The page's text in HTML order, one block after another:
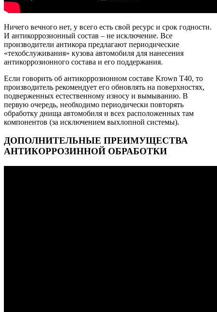
Ничего вечного нет, у всего есть свой ресурс и срок годности.
И антикоррозионный состав – не исключение. Все
производители антикора предлагают периодические
«техобслуживания» кузова автомобиля для нанесения
антикоррозионного состава и его поддержания.
Если говорить об антикоррозионном составе Krown T40, то
производитель рекомендует его обновлять на поверхностях,
подверженных естественному износу и вымыванию. В
первую очередь, необходимо периодически повторять
обработку днища автомобиля и всех расположенных там
компонентов (за исключением выхлопной системы).
ДОПОЛНИТЕЛЬНЫЕ ПРЕИМУЩЕСТВА
АНТИКОРРОЗИННОЙ ОБРАБОТКИ